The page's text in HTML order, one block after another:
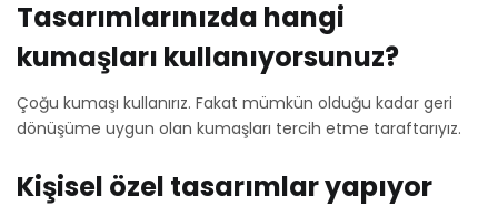
Tasarımlarınızda hangi
kumaşları kullanıyorsunuz?
Çoğu kumaşı kullanırız. Fakat mümkün olduğu kadar geri
dönüşüme uygun olan kumaşları tercih etme taraftarıyız.
Kişisel özel tasarımlar yapıyor